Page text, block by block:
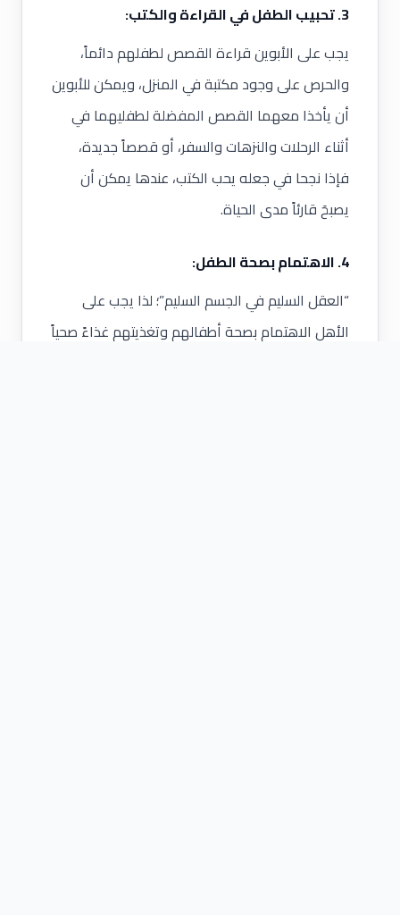
3. تحبيب الطفل في القراءة والكتب:
يجب على الأبوين قراءة القصص لطفلهم دائماً،
والحرص على وجود مكتبة في المنزل، ويمكن للأبوين
أن يأخذا معهما القصص المفضلة لطفليهما في
أثناء الرحلات والنزهات والسفر، أو قصصاً جديدة،
فإذا نجحا في جعله يحب الكتب، عندها يمكن أن
يصبحَ قارئاً مدى الحياة.
4. الاهتمام بصحة الطفل:
“العقل السليم في الجسم السليم”؛ لذا يجب على
الأهل الاهتمام بصحة أطفالهموتغذيتهم غذاءً صحياً